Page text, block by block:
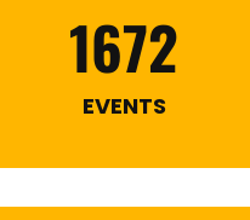
1672
EVENTS